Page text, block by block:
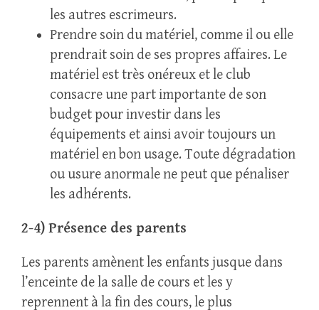
les autres escrimeurs.
Prendre soin du matériel, comme il ou elle
prendrait soin de ses propres affaires. Le
matériel est très onéreux et le club
consacre une part importante de son
budget pour investir dans les
équipements et ainsi avoir toujours un
matériel en bon usage. Toute dégradation
ou usure anormale ne peut que pénaliser
les adhérents.
2-4) Présence des parents
Les parents amènent les enfants jusque dans
l’enceinte de la salle de cours et les y
reprennent à la fin des cours, le plus